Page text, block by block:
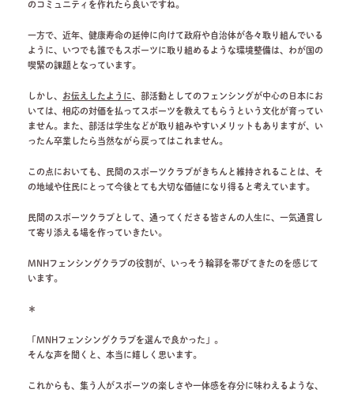
のコミュニティを作れたら良いですね。
一方で、近年、健康寿命の延伸に向けて政府や自治体が各々取り組んでいる
ように、いつでも誰でもスポーツに取り組めるような環境整備は、わが国の
喫緊の課題となっています。
しかし、 お伝えしたように、部活動としてのフェンシングが中心の日本にお
いては、相応の対価を払ってスポーツを教えてもらうという文化が育ってい
ません。また、部活は学生などが取り組みやすいメリットもありますが、い
ったん卒業したら当然ながら戻ってはこれません。
この点においても、民間のスポーツクラブがきちんと維持されることは、そ
の地域や住民にとって今後とても大切な価値になり得ると考えています。
民間のスポーツクラブとして、通ってくださる皆さんの人生に、一気通貫し
て寄り添える場を作っていきたい。
MNHフェンシングクラブの役割が、いっそう輪郭を帯びてきたのを感じて
います。
＊
「MNHフェンシングクラブを選んで良かった」。
そんな声を聞くと、本当に嬉しく思います。
これからも、集う人がスポーツの楽しさや一体感を存分に味わえるような、